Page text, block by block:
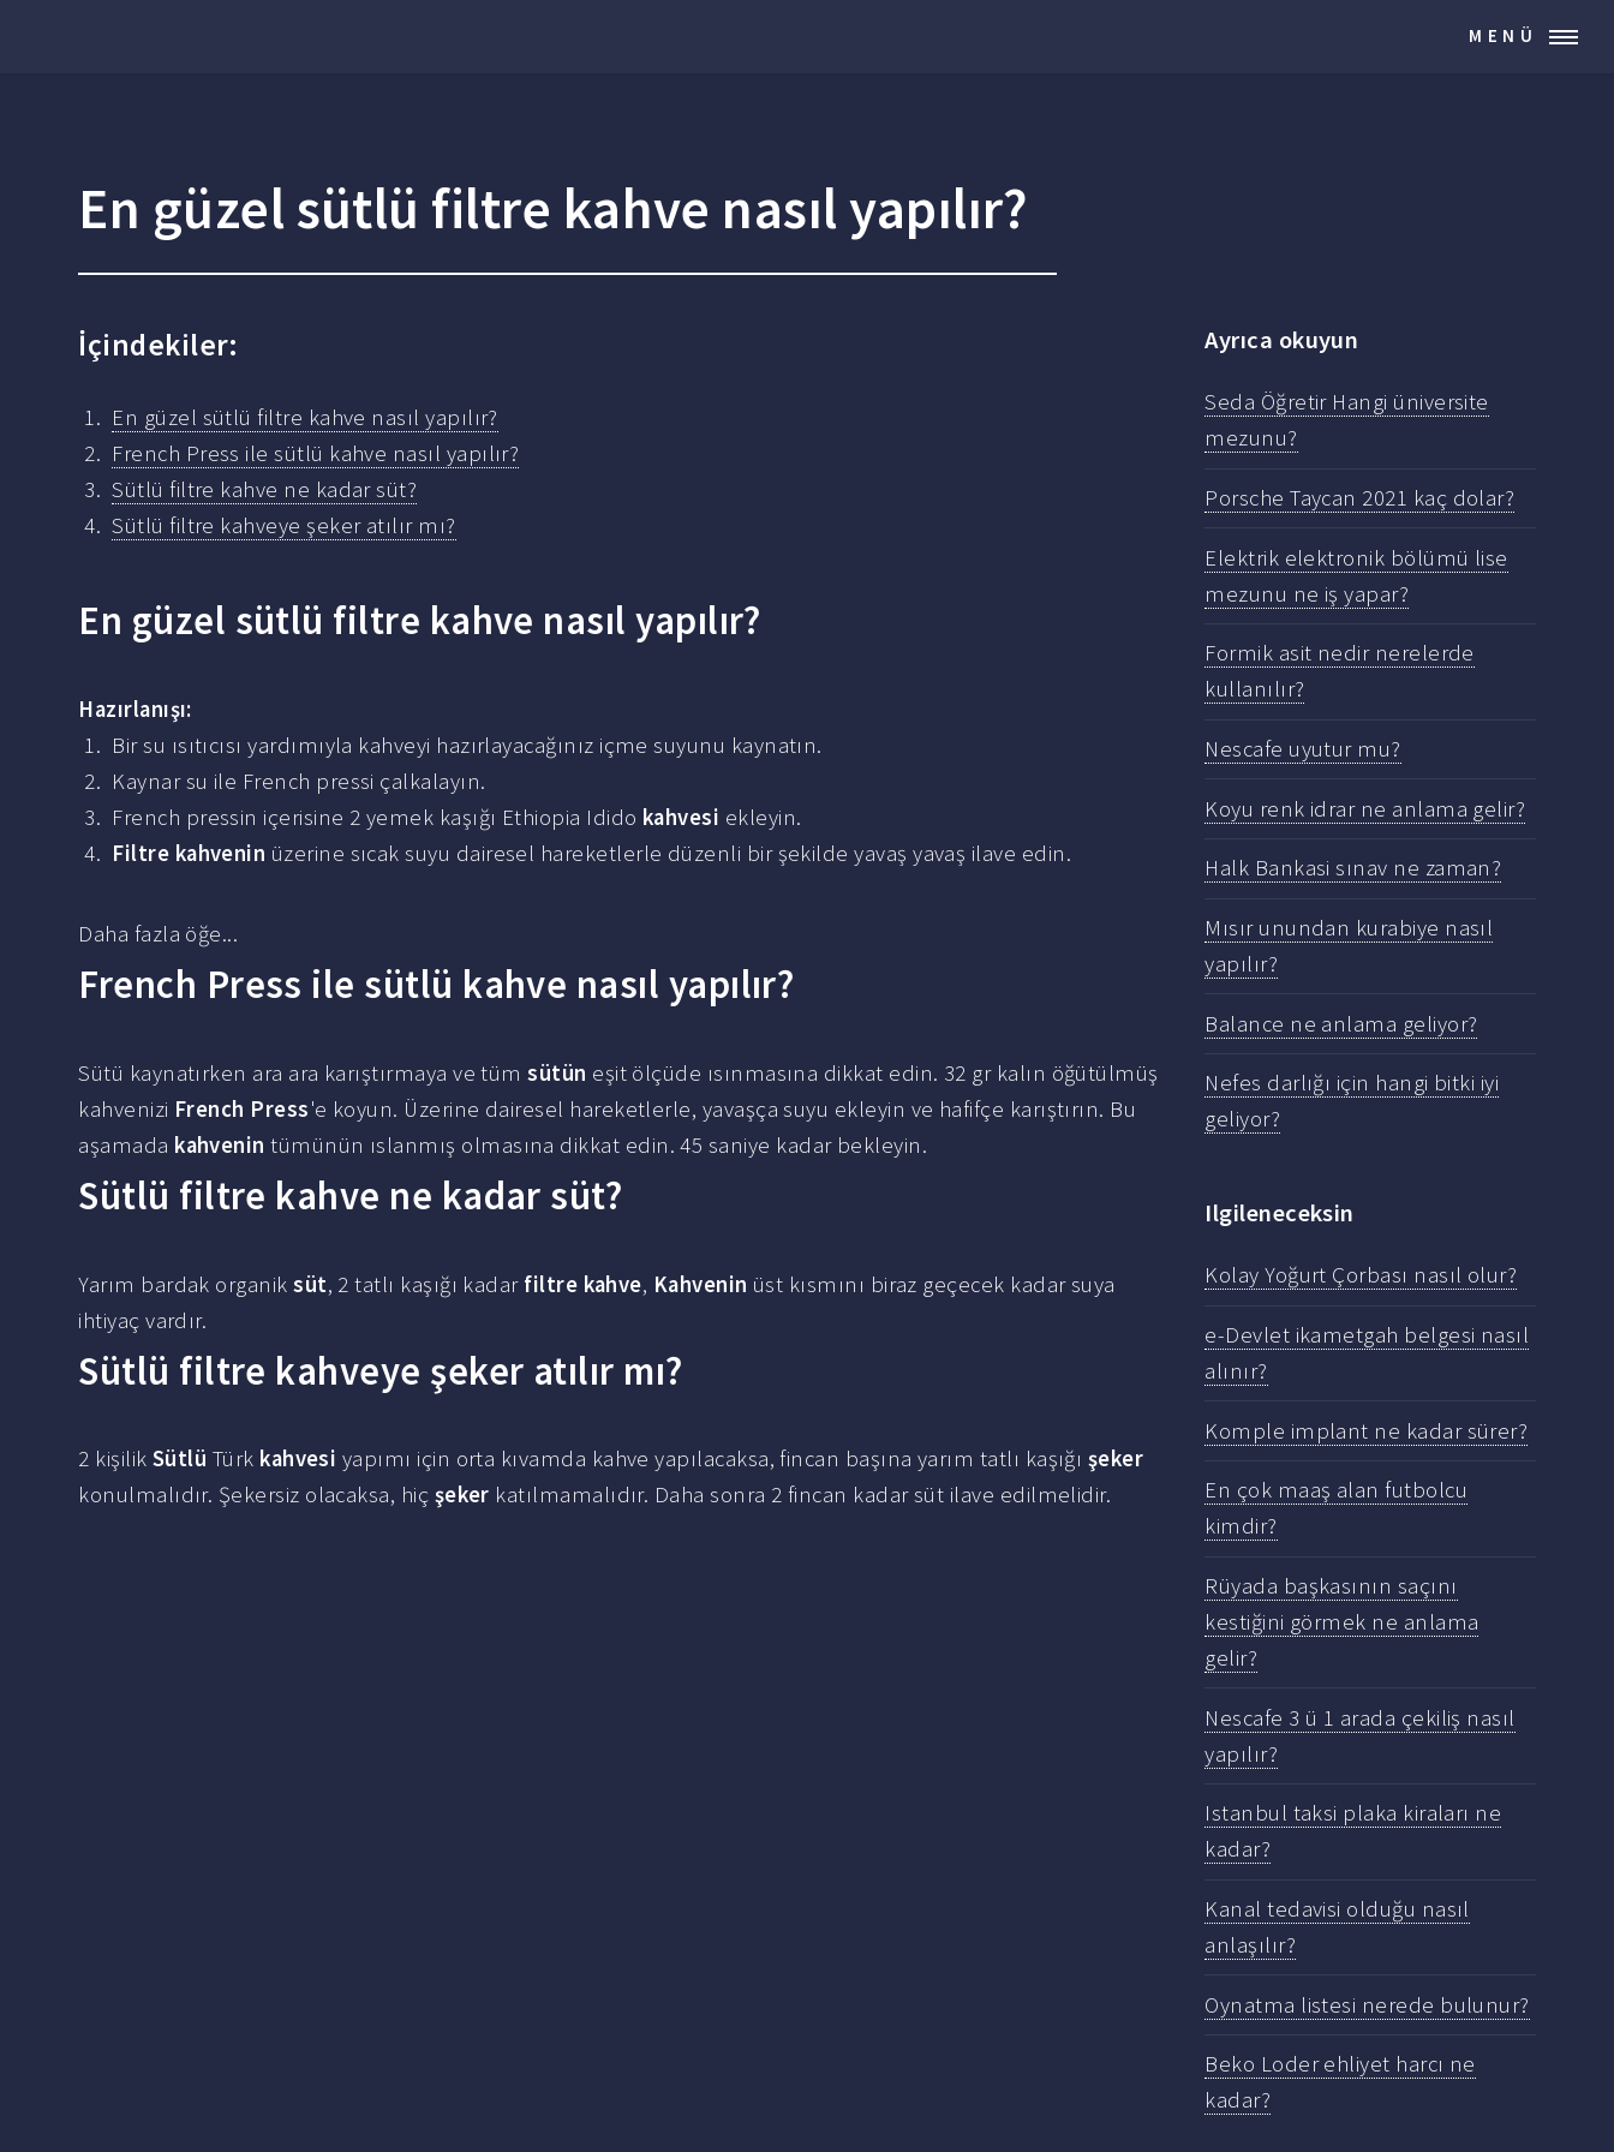
MENÜ
En güzel sütlü filtre kahve nasıl yapılır?
İçindekiler:
En güzel sütlü filtre kahve nasıl yapılır?
French Press ile sütlü kahve nasıl yapılır?
Sütlü filtre kahve ne kadar süt?
Sütlü filtre kahveye şeker atılır mı?
En güzel sütlü filtre kahve nasıl yapılır?
Hazırlanışı:
Bir su ısıtıcısı yardımıyla kahveyi hazırlayacağınız içme suyunu kaynatın.
Kaynar su ile French pressi çalkalayın.
French pressin içerisine 2 yemek kaşığı Ethiopia Idido kahvesi ekleyin.
Filtre kahvenin üzerine sıcak suyu dairesel hareketlerle düzenli bir şekilde yavaş yavaş ilave edin.
Daha fazla öğe...
French Press ile sütlü kahve nasıl yapılır?
Sütü kaynatırken ara ara karıştırmaya ve tümsütün eşit ölçüde ısınmasına dikkat edin. 32 gr kalın öğütülmüş
kahvenizi French Press'e koyun. Üzerine dairesel hareketlerle, yavaşça suyu ekleyin ve hafifçe karıştırın. Bu
aşamada kahvenin tümünün ıslanmış olmasına dikkat edin. 45 saniye kadar bekleyin.
Sütlü filtre kahve ne kadar süt?
Yarım bardak organiksüt, 2 tatlı kaşığı kadar filtre kahve, Kahvenin üst kısmını biraz geçecek kadar suya
ihtiyaç vardır.
Sütlü filtre kahveye şeker atılır mı?
2 kişilik Sütlü Türk kahvesi yapımı için orta kıvamda kahve yapılacaksa, fincan başına yarım tatlı kaşığı şeker
konulmalıdır. Şekersiz olacaksa, hiç şeker katılmamalıdır. Daha sonra 2 fincan kadar süt ilave edilmelidir.
Ayrıca okuyun
Seda Öğretir Hangi üniversite
mezunu?
Porsche Taycan 2021 kaç dolar?
Elektrik elektronik bölümü lise
mezunu ne iş yapar?
Formik asit nedir nerelerde
kullanılır?
Nescafe uyutur mu?
Koyu renk idrar ne anlama gelir?
Halk Bankasi sınav ne zaman?
Mısır unundan kurabiye nasıl
yapılır?
Balance ne anlama geliyor?
Nefes darlığı için hangi bitki iyi
geliyor?
Ilgileneceksin
Kolay Yoğurt Çorbası nasıl olur?
e-Devlet ikametgah belgesi nasıl
alınır?
Komple implant ne kadar sürer?
En çok maaş alan futbolcu
kimdir?
Rüyada başkasının saçını
kestiğini görmek ne anlama
gelir?
Nescafe 3 ü 1 arada çekiliş nasıl
yapılır?
Istanbul taksi plaka kiraları ne
kadar?
Kanal tedavisi olduğu nasıl
anlaşılır?
Oynatma listesi nerede bulunur?
Beko Loder ehliyet harcı ne
kadar?